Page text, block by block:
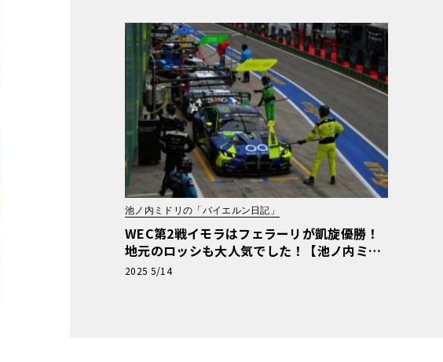
池ノ内ミドリの「バイエルン日記」
WEC第2戦イモラはフェラーリが凱旋優勝！
地元のロッシも大人気でした！【池ノ内ミド
リのジャーマン日記】
2025 5/14